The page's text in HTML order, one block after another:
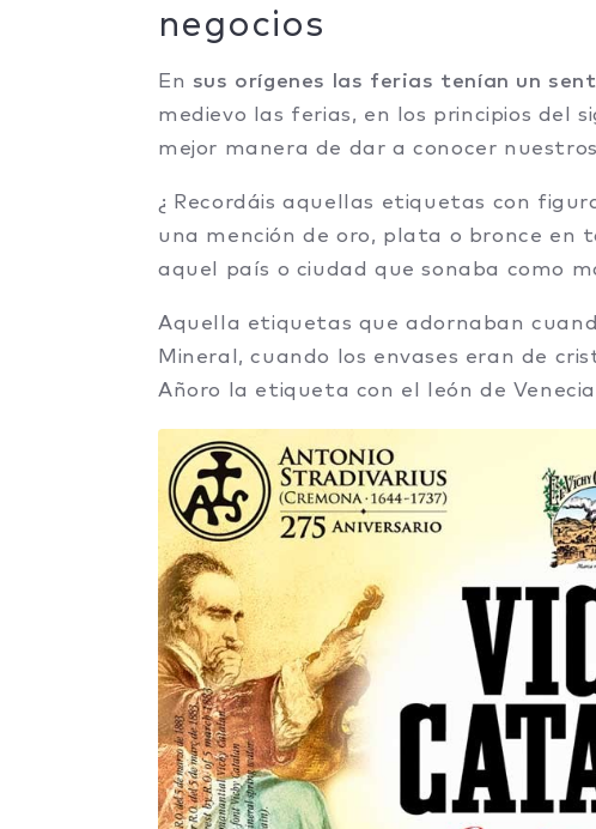
negocios
En sus orígenes las ferias tenían un
medievo las ferias, en los principios del
mejor manera de dar a conocer
¿ Recordáis aquellas etiquetas con
una mención de oro, plata o bronce
aquel país o ciudad que sonaba como
Aquella etiquetas que adornaban
Mineral, cuando los envases eran de
Añoro la etiqueta con el león de